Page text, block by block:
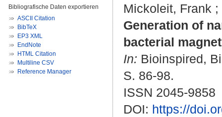
Bibliografische Daten exportieren
ASCII Citation
BibTeX
EP3 XML
EndNote
HTML Citation
Multiline CSV
Reference Manager
Mickoleit, Frank ;
Generation of
bacterial
In: Bioinspired,
S. 86-98.
ISSN 2045-9858
DOI: https://